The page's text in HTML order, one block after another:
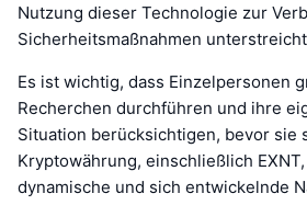
Nutzung dieser Technologie zur
Sicherheitsmaßnahmen
Es ist wichtig, dass Einzelpersonen
Recherchen durchführen und ihre
Situation berücksichtigen, bevor sie
Kryptowährung, einschließlich
dynamische und sich entwickelnde